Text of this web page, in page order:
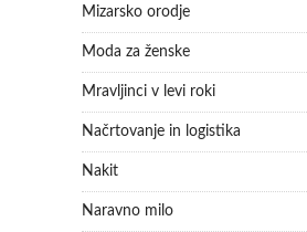
Mizarsko orodje
Moda za ženske
Mravljinci v levi roki
Načrtovanje in logistika
Nakit
Naravno milo